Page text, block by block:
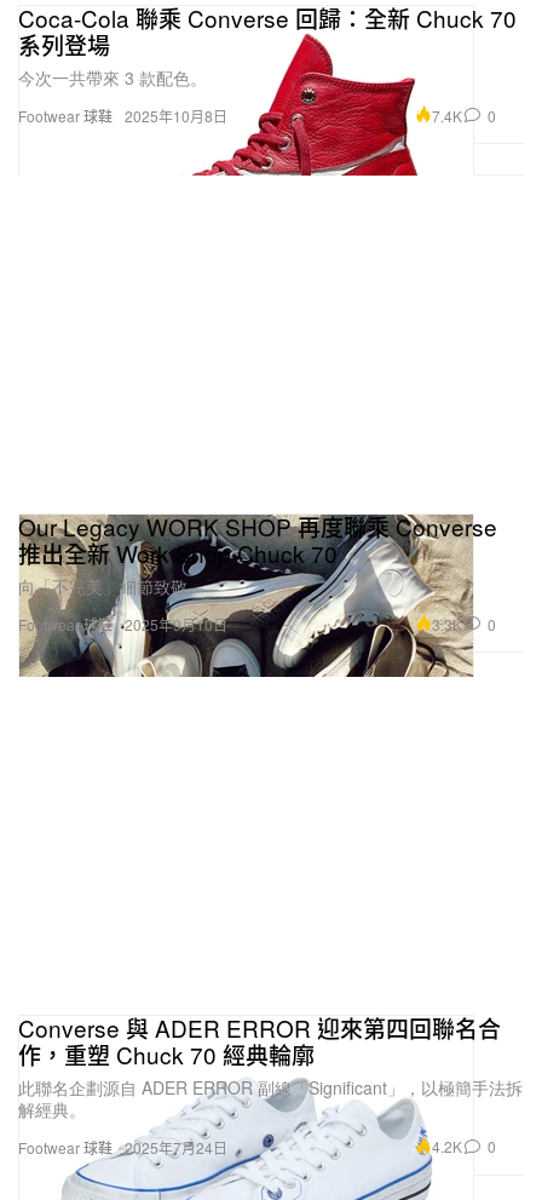
Footwear 球鞋
Coca-Cola 聯乘 Converse 回歸：全新 Chuck 70
系列登場
今次一共帶來 3 款配色。
2025年10月8日 7.4K 0
Footwear 球鞋
Our Legacy WORK SHOP 再度聯乘 Converse
推出全新 Work Shop Chuck 70
向「不完美」細節致敬。
2025年9月10日 3.3K 0
Footwear 球鞋
Converse 與 ADER ERROR 迎來第四回聯名合
作，重塑 Chuck 70 經典輪廓
此聯名企劃源自 ADER ERROR 副線「Significant」，以極簡手法拆
解經典。
2025年7月24日 4.2K 0